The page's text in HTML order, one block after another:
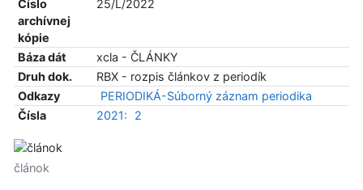
Číslo
archívnej
kópie
25/L/2022
Báza dát
xcla - ČLÁNKY
Druh dok.
RBX - rozpis článkov z periodík
Odkazy
PERIODIKÁ-Súborný záznam periodika
Čísla
2021: 2
článok